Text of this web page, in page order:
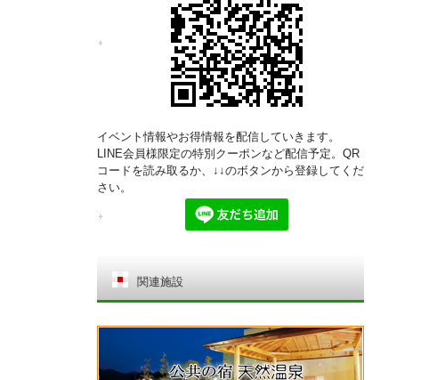
イベント情報やお得情報を配信していきます。
LINE会員様限定の特別クーポンなど配信予定。QR
コードを読み取るか、↓↓のボタンから登録してくだ
さい。
関連施設